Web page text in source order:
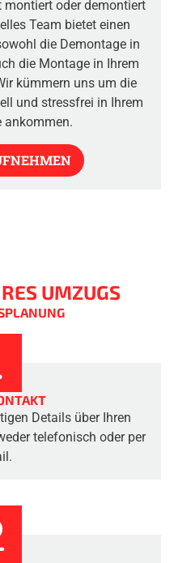
montiert oder demontiert
Team bietet einen
die Demontage in
die Montage in Ihrem
kümmern uns um die
und stressfrei in Ihrem
ankommen.
UMZUGS
Details über Ihren
telefonisch oder per